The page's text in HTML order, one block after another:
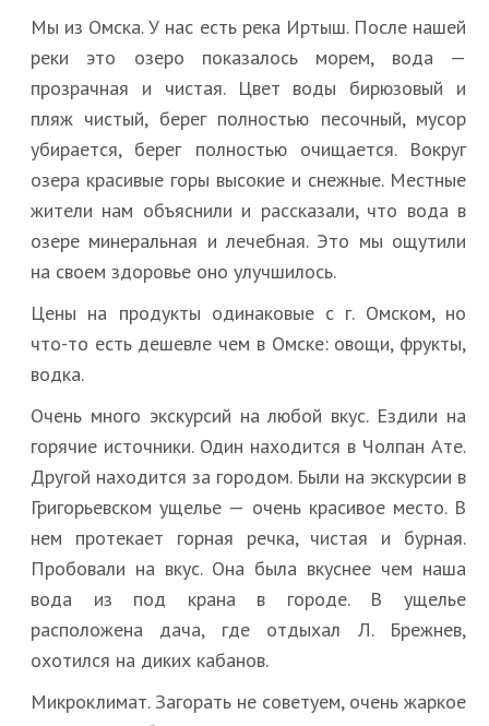
Мы из Омска. У нас есть река Иртыш. После нашей
реки это озеро показалось морем, вода —
прозрачная и чистая. Цвет воды бирюзовый и
пляж чистый, берег полностью песочный, мусор
убирается, берег полностью очищается. Вокруг
озера красивые горы высокие и снежные. Местные
жители нам объяснили и рассказали, что вода в
озере минеральная и лечебная. Это мы ощутили
на своем здоровье оно улучшилось.
Цены на продукты одинаковые с г. Омском, но
что-то есть дешевле чем в Омске: овощи, фрукты,
водка.
Очень много экскурсий на любой вкус. Ездили на
горячие источники. Один находится в Чолпан Ате.
Другой находится за городом. Были на экскурсии в
Григорьевском ущелье — очень красивое место. В
нем протекает горная речка, чистая и бурная.
Пробовали на вкус. Она была вкуснее чем наша
вода из под крана в городе. В ущелье
расположена дача, где отдыхал Л. Брежнев,
охотился на диких кабанов.
Микроклимат. Загорать не советуем, очень жаркое